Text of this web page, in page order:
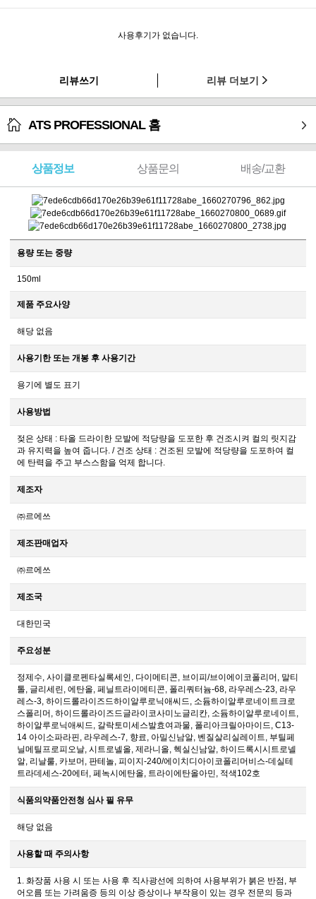
사용후기가 없습니다.
리뷰쓰기 리뷰 더보기
ATS PROFESSIONAL 홈
상품정보 상품문의 배송/교환
용량 또는 중량
150ml
제품 주요사양
해당 없음
사용기한 또는 개봉 후 사용기간
용기에 별도 표기
사용방법
젖은 상태 : 타올 드라이한 모발에 적당량을 도포한 후 건조시켜 컬의 릿지감
과 유지력을 높여 줍니다. / 건조 상태 : 건조된 모발에 적당량을 도포하여 컬
에 탄력을 주고 부스스함을 억제 합니다.
제조자
㈜르에쓰
제조판매업자
㈜르에쓰
제조국
대한민국
주요성분
정제수, 사이클로펜타실록세인, 다이메티콘, 브이피/브이에이코폴리머, 말티
톨, 글리세린, 에탄올, 페닐트라이메티콘, 폴리쿼터늄-68, 라우레스-23, 라우
레스-3, 하이드롤라이즈드하이알루로닉애씨드, 소듐하이알루로네이트크로
스폴리머, 하이드롤라이즈드글라이코사미노글리칸, 소듐하이알루로네이트,
하이알루로닉애씨드, 갈락토미세스발효여과물, 폴리아크릴아마이드, C13-
14 아이소파라핀, 라우레스-7, 향료, 아밀신남알, 벤질살리실레이트, 부틸페
닐메틸프로피오날, 시트로넬올, 제라니올, 헥실신남알, 하이드록시시트로넬
알, 리날룰, 카보머, 판테놀, 피이지-240/에이치디아이코폴리머비스-데실테
트라데세스-20에터, 페녹시에탄올, 트라이에탄올아민, 적색102호
식품의약품안전청 심사 필 유무
해당 없음
사용할 때 주의사항
1. 화장품 사용 시 또는 사용 후 직사광선에 의하여 사용부위가 붉은 반점, 부
어오름 또는 가려움증 등의 이상 증상이나 부작용이 있는 경우 전문의 등과